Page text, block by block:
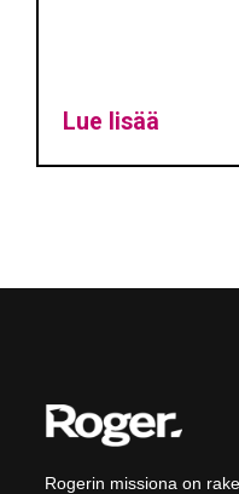
Lue lisää
Rogerin missiona on